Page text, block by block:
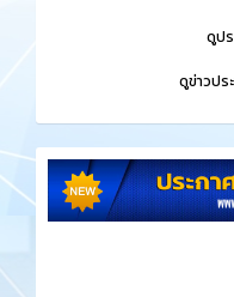
ดูปร
ดูข่าวปร